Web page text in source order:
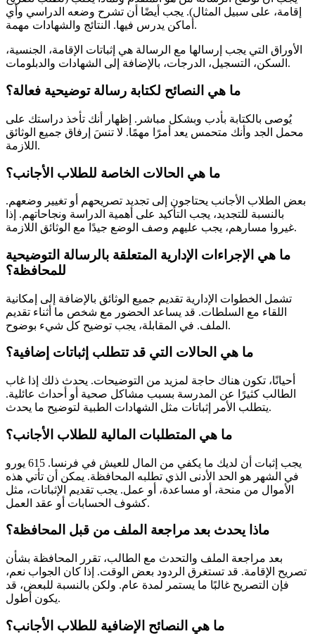
إقامة، على سبيل المثال). يجب أيضًا أن تشرح وضعه الدراسي وأي
أماكن يدرس فيها. النتائج والشهادات مهمة.
الأوراق التي يجب إرسالها مع الرسالة هي إثباتات الإقامة، الجنسية،
السكن، التسجيل، الدرجات، بالإضافة إلى الشهادات والدبلومات.
ما هي النصائح لكتابة رسالة توضيحية فعالة؟
يُوصى بالكتابة بأدب وبشكل مباشر. إظهار أنك تأخذ دراستك على
محمل الجد وأنك متحمس يعد أمرًا مهمًا. لا تنسَ إرفاق جميع الوثائق
اللازمة.
ما هي الحالات الخاصة للطلاب الأجانب؟
بعض الطلاب الأجانب يحتاجون إلى تجديد تصريحهم أو تغيير وضعهم.
بالنسبة للتجديد، يجب التأكيد على أهمية الدراسة ونجاحاتهم. إذا
غيروا مسارهم، يجب عليهم وصف الوضع جيدًا مع الوثائق اللازمة.
ما هي الإجراءات الإدارية المتعلقة بالرسالة التوضيحية
للمحافظة؟
تشمل الخطوات الإدارية تقديم جميع الوثائق بالإضافة إلى إمكانية
اللقاء مع السلطات. قد يساعد الحضور مع شخص ما أثناء تقديم
الملف. في المقابلة، يجب توضيح كل شيء بوضوح.
ما هي الحالات التي قد تتطلب إثباتات إضافية؟
أحيانًا، تكون هناك حاجة لمزيد من التوضيحات. يحدث ذلك إذا غاب
الطالب كثيرًا عن المدرسة بسبب مشاكل صحية أو أحداث عائلية.
يتطلب الأمر إثباتات مثل الشهادات الطبية لتوضيح ما يحدث.
ما هي المتطلبات المالية للطلاب الأجانب؟
يجب إثبات أن لديك ما يكفي من المال للعيش في فرنسا. 615 يورو
في الشهر هو الحد الأدنى الذي تطلبه المحافظة. يمكن أن تأتي هذه
الأموال من منحة، أو مساعدة، أو عمل. يجب تقديم الإثباتات، مثل
كشوف الحسابات أو عقد العمل.
ماذا يحدث بعد مراجعة الملف من قبل المحافظة؟
بعد مراجعة الملف والتحدث مع الطالب، تقرر المحافظة بشأن
تصريح الإقامة. قد تستغرق الردود بعض الوقت. إذا كان الجواب نعم،
فإن التصريح غالبًا ما يستمر لمدة عام. ولكن بالنسبة للبعض، قد
يكون أطول.
ما هي النصائح الإضافية للطلاب الأجانب؟